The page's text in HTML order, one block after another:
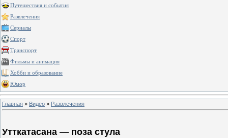
Путешествия и события
Развлечения
Сериалы
Спорт
Транспорт
Фильмы и анимация
Хобби и образование
Юмор
Главная » Видео » Развлечения
Утткатасана — поза стула